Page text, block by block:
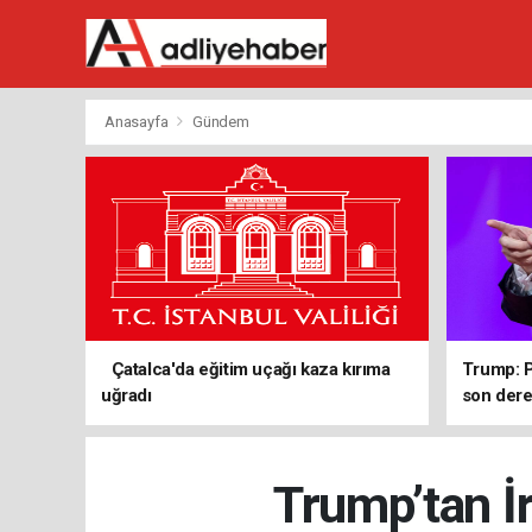
Anasayfa Gündem
Çatalca'da eğitim uçağı kaza kırıma
uğradı
Trump:
son
Trump’tan